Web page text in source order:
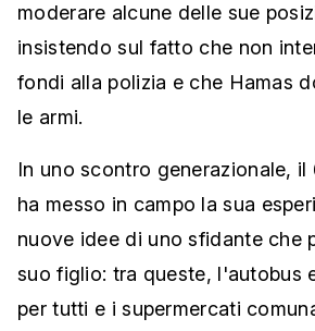
moderare alcune delle sue
insistendo sul fatto che non
fondi alla polizia e che Hamas
le armi.
In uno scontro generazionale, il
ha messo in campo la sua
nuove idee di uno sfidante che
suo figlio: tra queste, l'autobus
per tutti e i supermercati